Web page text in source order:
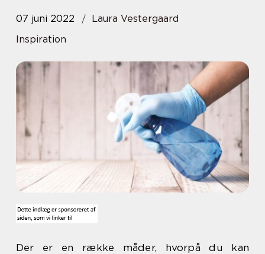
07 juni 2022
Laura Vestergaard
Inspiration
Der er en række måder, hvorpå du kan